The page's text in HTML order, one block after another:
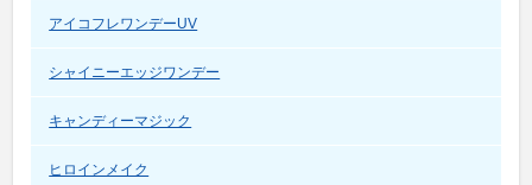
アイコフレワンデーUV
シャイニーエッジワンデー
キャンディーマジック
ヒロインメイク